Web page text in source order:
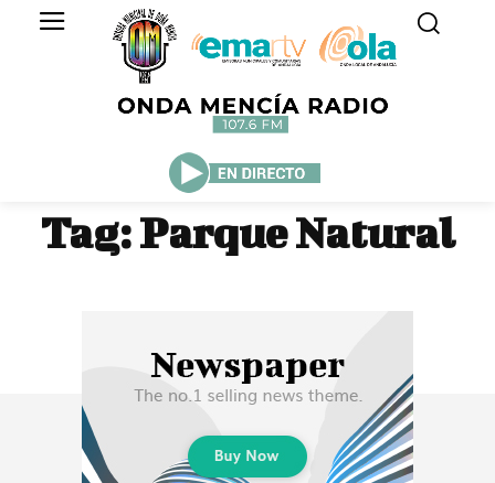
Tag:Parque Natural